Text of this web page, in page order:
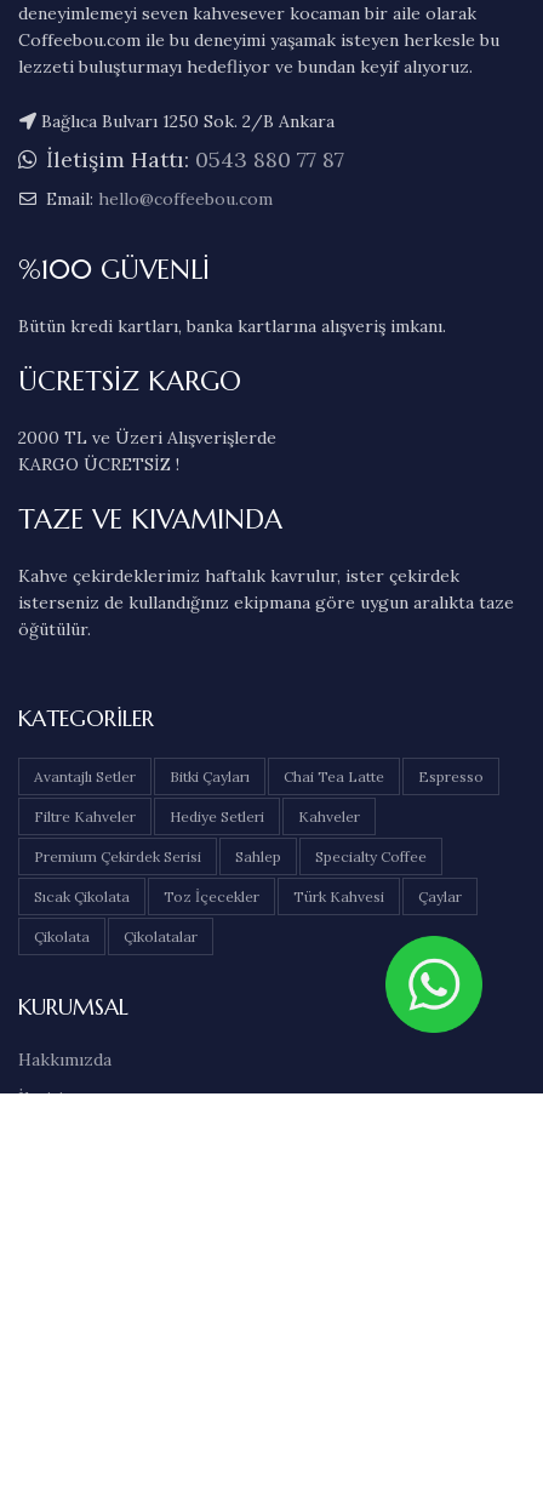
deneyimlemeyi seven kahvesever kocaman bir aile olarak
Coffeebou.com ile bu deneyimi yaşamak isteyen herkesle bu
lezzeti buluşturmayı hedefliyor ve bundan keyif alıyoruz.
Bağlıca Bulvarı 1250 Sok. 2/B Ankara
İletişim Hattı: 0543 880 77 87
Email: hello@coffeebou.com
%100 GÜVENLİ
Bütün kredi kartları, banka kartlarına alışveriş imkanı.
ÜCRETSİZ KARGO
2000 TL ve Üzeri Alışverişlerde
KARGO ÜCRETSİZ !
TAZE VE KIVAMINDA
Kahve çekirdeklerimiz haftalık kavrulur, ister çekirdek
isterseniz de kullandığınız ekipmana göre uygun aralıkta taze
öğütülür.
KATEGORILER
Avantajlı Setler Bitki Çayları Chai Tea Latte Espresso
Filtre Kahveler Hediye Setleri Kahveler
Premium Çekirdek Serisi Sahlep Specialty Coffee
Sıcak Çikolata Toz İçecekler Türk Kahvesi Çaylar
Çikolata Çikolatalar
KURUMSAL
Hakkımızda
İletişim